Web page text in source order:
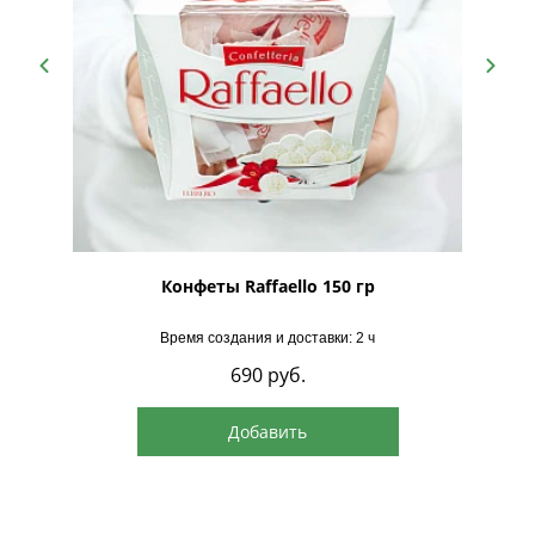
Конфеты Raffaello 150 гр
Время создания и доставки: 2 ч
690 руб.
Добавить